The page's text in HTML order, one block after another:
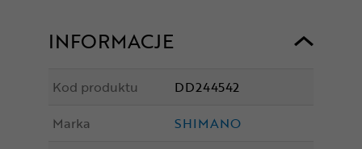
INFORMACJE
Kod produktu
DD244542
Marka
SHIMANO